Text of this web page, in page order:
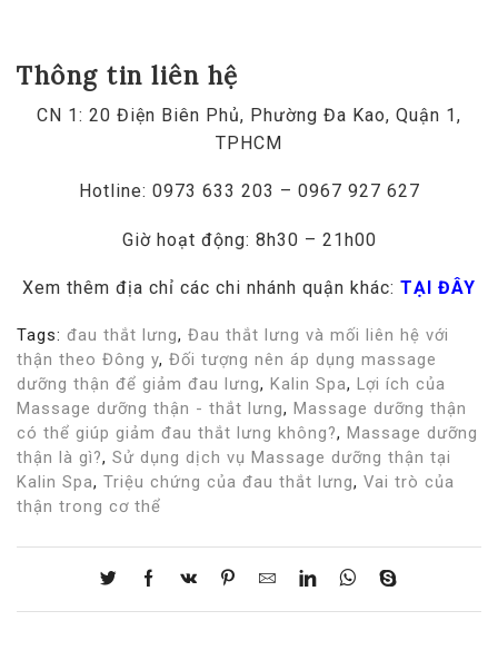
Thông tin liên hệ
CN 1: 20 Điện Biên Phủ, Phường Đa Kao, Quận 1,
TPHCM
Hotline: 0973 633 203 – 0967 927 627
Giờ hoạt động: 8h30 – 21h00
Xem thêm địa chỉ các chi nhánh quận khác: TẠI ĐÂY
Tags: đau thắt lưng, Đau thắt lưng và mối liên hệ với
thận theo Đông y, Đối tượng nên áp dụng massage
dưỡng thận để giảm đau lưng, Kalin Spa, Lợi ích của
Massage dưỡng thận - thắt lưng, Massage dưỡng thận
có thể giúp giảm đau thắt lưng không?, Massage dưỡng
thận là gì?, Sử dụng dịch vụ Massage dưỡng thận tại
Kalin Spa, Triệu chứng của đau thắt lưng, Vai trò của
thận trong cơ thể